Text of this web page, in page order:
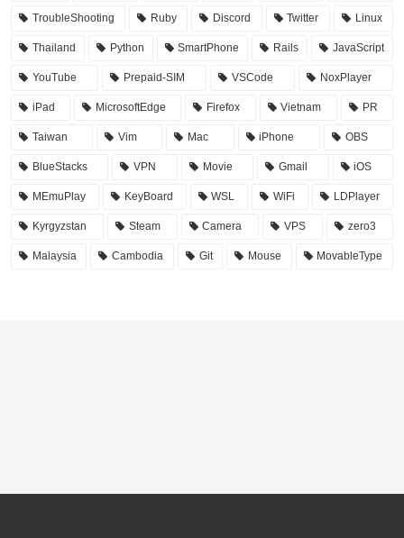
TroubleShooting Ruby Discord Twitter Linux
Thailand Python SmartPhone Rails JavaScript
YouTube Prepaid-SIM VSCode NoxPlayer
iPad MicrosoftEdge Firefox Vietnam PR
Taiwan Vim Mac iPhone OBS
BlueStacks VPN Movie Gmail iOS
MEmuPlay KeyBoard WSL WiFi LDPlayer
Kyrgyzstan Steam Camera VPS zero3
Malaysia Cambodia Git Mouse MovableType